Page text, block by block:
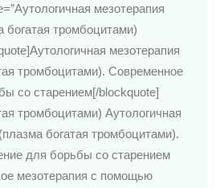
мезотерапия
богатая тромбоцитами)
мезотерапия
тромбоцитами). Современное
со старением[/blockquote]
тромбоцитами) Аутологичная
богатая тромбоцитами).
для борьбы со старением
мезотерапия с помощью